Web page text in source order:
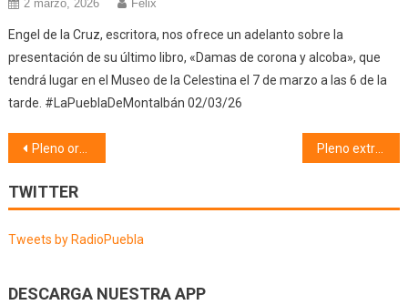
2 marzo, 2026 Félix
Engel de la Cruz, escritora, nos ofrece un adelanto sobre la
presentación de su último libro, «Damas de corona y alcoba», que
tendrá lugar en el Museo de la Celestina el 7 de marzo a las 6 de la
tarde. #LaPueblaDeMontalbán 02/03/26
Navegación
de
entradas
Pleno ordinario (29/01/19) 1ª Parte Pleno extraordinario (29/01/19)
TWITTER
Tweets by RadioPuebla
DESCARGA NUESTRA APP